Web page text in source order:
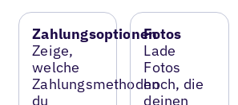
Zahlungsoptionen
Zeige,
welche
Zahlungsmethoden
du
Fotos
Lade
Fotos
hoch, die
deinen